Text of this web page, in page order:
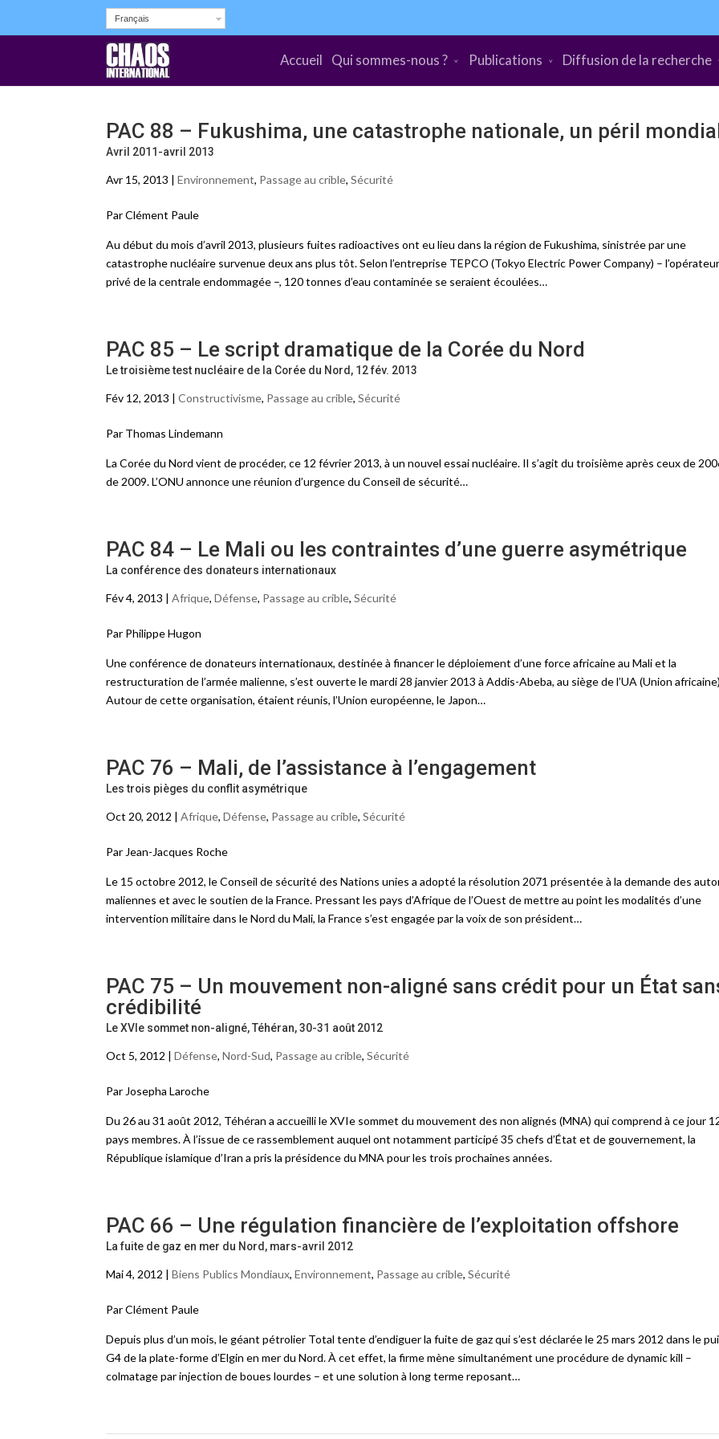
Français
Accueil Qui sommes-nous ? Publications Diffusion de la recherche
PAC 88 – Fukushima, une catastrophe nationale, un péril
Avril 2011-avril 2013
Avr 15, 2013 | Environnement, Passage au crible, Sécurité
Par Clément Paule
Au début du mois d’avril 2013, plusieurs fuites radioactives ont eu lieu dans la région de Fukushima, sinistrée par une
catastrophe nucléaire survenue deux ans plus tôt. Selon l’entreprise TEPCO (Tokyo Electric Power Company) – l’opérateur
privé de la centrale endommagée –, 120 tonnes d’eau contaminée se seraient écoulées…
PAC 85 – Le script dramatique de la Corée du Nord
Le troisième test nucléaire de la Corée du Nord, 12 fév. 2013
Fév 12, 2013 | Constructivisme, Passage au crible, Sécurité
Par Thomas Lindemann
La Corée du Nord vient de procéder, ce 12 février 2013, à un nouvel essai nucléaire. Il s’agit du troisième après ceux de
de 2009. L’ONU annonce une réunion d’urgence du Conseil de sécurité…
PAC 84 – Le Mali ou les contraintes d’une guerre asymétrique
La conférence des donateurs internationaux
Fév 4, 2013 | Afrique, Défense, Passage au crible, Sécurité
Par Philippe Hugon
Une conférence de donateurs internationaux, destinée à financer le déploiement d’une force africaine au Mali et la
restructuration de l’armée malienne, s’est ouverte le mardi 28 janvier 2013 à Addis-Abeba, au siège de l’UA (Union
Autour de cette organisation, étaient réunis, l’Union européenne, le Japon…
PAC 76 – Mali, de l’assistance à l’engagement
Les trois pièges du conflit asymétrique
Oct 20, 2012 | Afrique, Défense, Passage au crible, Sécurité
Par Jean-Jacques Roche
Le 15 octobre 2012, le Conseil de sécurité des Nations unies a adopté la résolution 2071 présentée à la demande des
maliennes et avec le soutien de la France. Pressant les pays d’Afrique de l’Ouest de mettre au point les modalités d’une
intervention militaire dans le Nord du Mali, la France s’est engagée par la voix de son président…
PAC 75 – Un mouvement non-aligné sans crédit pour un État
crédibilité
Le XVIe sommet non-aligné, Téhéran, 30-31 août 2012
Oct 5, 2012 | Défense, Nord-Sud, Passage au crible, Sécurité
Par Josepha Laroche
Du 26 au 31 août 2012, Téhéran a accueilli le XVIe sommet du mouvement des non alignés (MNA) qui comprend à ce jour
pays membres. À l’issue de ce rassemblement auquel ont notamment participé 35 chefs d’État et de gouvernement, la
République islamique d’Iran a pris la présidence du MNA pour les trois prochaines années.
PAC 66 – Une régulation financière de l’exploitation offshore
La fuite de gaz en mer du Nord, mars-avril 2012
Mai 4, 2012 | Biens Publics Mondiaux, Environnement, Passage au crible, Sécurité
Par Clément Paule
Depuis plus d’un mois, le géant pétrolier Total tente d’endiguer la fuite de gaz qui s’est déclarée le 25 mars 2012 dans le
G4 de la plate-forme d’Elgin en mer du Nord. À cet effet, la firme mène simultanément une procédure de dynamic kill –
colmatage par injection de boues lourdes – et une solution à long terme reposant…